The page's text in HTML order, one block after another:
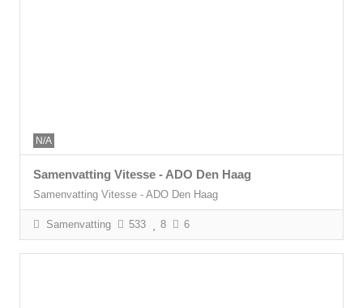
N/A
Samenvatting Vitesse - ADO Den Haag
Samenvatting Vitesse - ADO Den Haag
Samenvatting 533 8 6